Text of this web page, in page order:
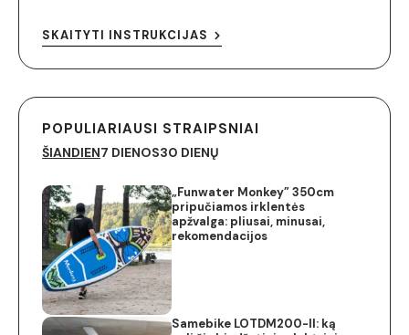
SKAITYTI INSTRUKCIJAS
POPULIARIAUSI STRAIPSNIAI
ŠIANDIEN7 DIENOS30 DIENŲ
„Funwater Monkey” 350cm
pripučiamos irklentės
apžvalga: pliusai, minusai,
rekomendacijos
Samebike LOTDM200-II: ką